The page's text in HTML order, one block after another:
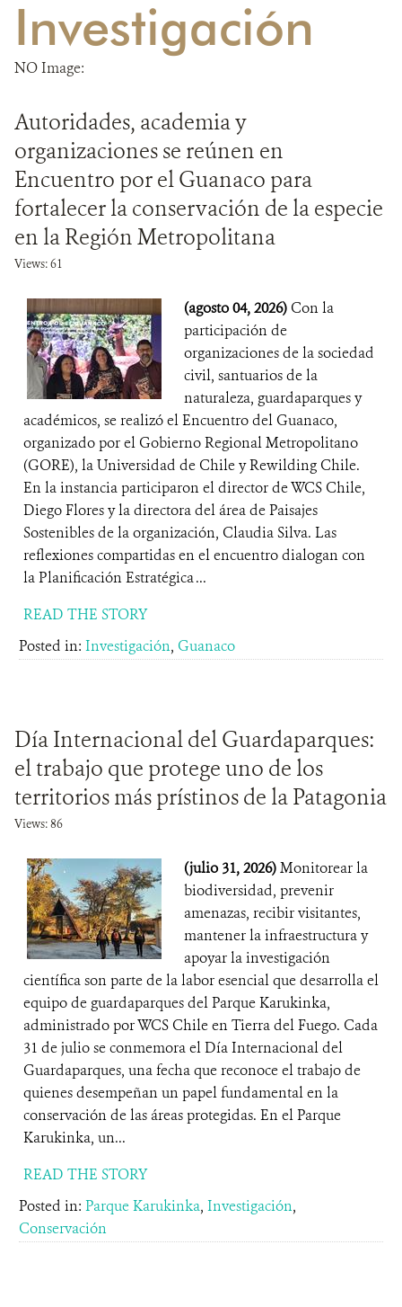
DONA
Investigación
NO Image:
Autoridades, academia y
organizaciones se reúnen en
Encuentro por el Guanaco para
fortalecer la conservación de la especie
en la Región Metropolitana
Views: 61
(agosto 04, 2026) Con la
participación de
organizaciones de la sociedad
civil, santuarios de la
naturaleza, guardaparques y
académicos, se realizó el Encuentro del Guanaco,
organizado por el Gobierno Regional Metropolitano
(GORE), la Universidad de Chile y Rewilding Chile.
En la instancia participaron el director de WCS Chile,
Diego Flores y la directora del área de Paisajes
Sostenibles de la organización, Claudia Silva. Las
reflexiones compartidas en el encuentro dialogan con
la Planificación Estratégica ...
READ THE STORY
Posted in: Investigación, Guanaco
Día Internacional del Guardaparques:
el trabajo que protege uno de los
territorios más prístinos de la Patagonia
Views: 86
(julio 31, 2026)Monitorear la
biodiversidad, prevenir
amenazas, recibir visitantes,
mantener la infraestructura y
apoyar la investigación
científica son parte de la labor esencial que desarrolla el
equipo de guardaparques del Parque Karukinka,
administrado por WCS Chile en Tierra del Fuego. Cada
31 de julio se conmemora el Día Internacional del
Guardaparques, una fecha que reconoce el trabajo de
quienes desempeñan un papel fundamental en la
conservación de las áreas protegidas. En el Parque
Karukinka, un...
READ THE STORY
Posted in: Parque Karukinka, Investigación,
Conservación